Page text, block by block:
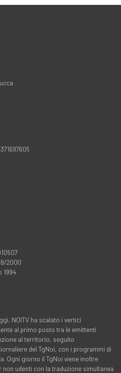
2000
1994
NOITV ha scalato i vertici
al primo posto tra le emittenti
al territorio, seguito
del TgNoi, con i programmi di
Ogni giorno il TgNoi viene inoltre
udenti con la traduzione simultanea